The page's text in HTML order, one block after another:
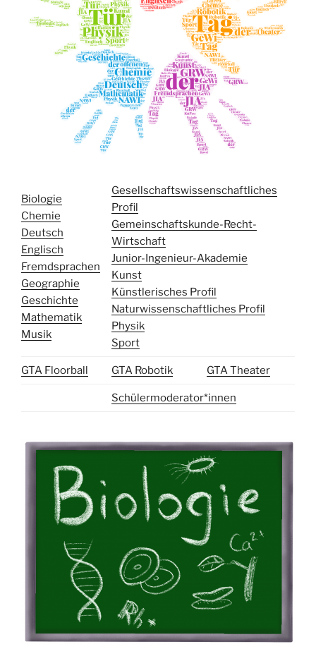
Biologie
Chemie
Deutsch
Englisch
Fremdsprachen
Geographie
Geschichte
Mathematik
Musik
Gesellschaftswissenschaftliches
Profil
Gemeinschaftskunde-Recht-
Wirtschaft
Junior-Ingenieur-Akademie
Kunst
Künstlerisches Profil
Naturwissenschaftliches Profil
Physik
Sport
GTA Floorball GTA Robotik GTA Theater
Schülermoderator*innen